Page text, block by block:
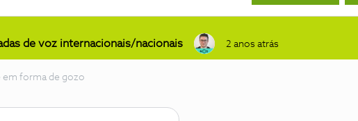
de voz internacionais/nacionais 2 anos atrás
em forma de gozo